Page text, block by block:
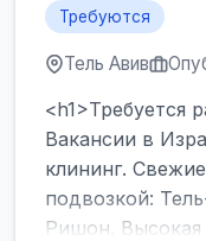
Требуются
Тель Авив
<h1>Требуется
Вакансии в
клининг.
подвозкой:
Ришон.